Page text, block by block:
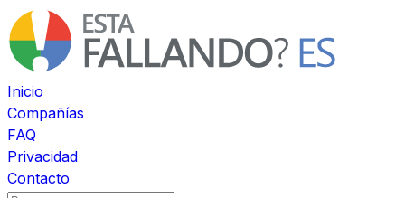
Inicio
Compañías
FAQ
Privacidad
Contacto